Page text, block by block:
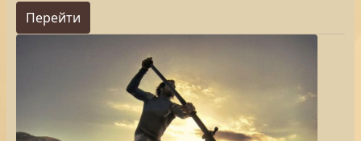
Перейти